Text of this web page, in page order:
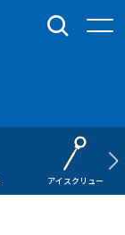
アイスクリュー